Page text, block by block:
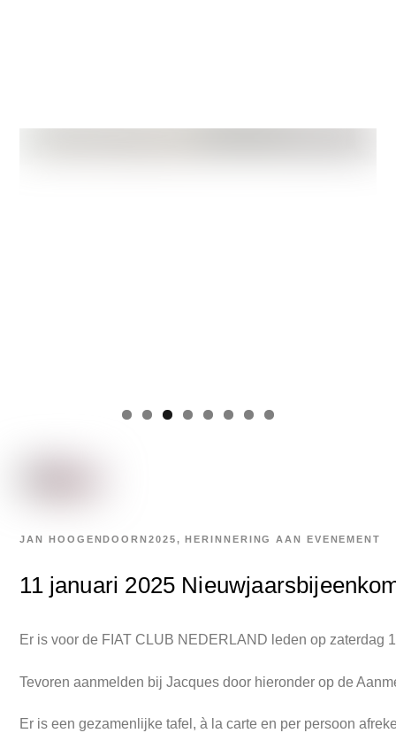
11 januari 2025
JAN HOOGENDOORN2025,HERINNERING AAN EVENEMENT
Er is voor de FIAT CLUB NEDERLAND leden op zaterdag
Tevoren aanmelden bij Jacques door hieronder op de
Er is een gezamenlijke tafel, à la carte en per persoon